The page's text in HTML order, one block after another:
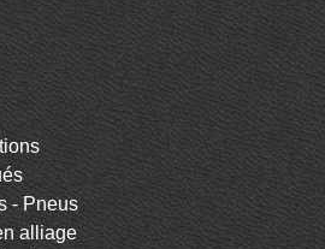
- Pneus
alliage